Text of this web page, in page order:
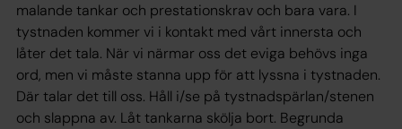
malande tankar och prestationskrav och bara vara. I
tystnaden kommer vi i kontakt med vårt innersta och
låter det tala. När vi närmar oss det eviga behövs inga
ord, men vi måste stanna upp för att lyssna i tystnaden.
Där talar det till oss. Håll i/se på tystnadspärlan/stenen
och slappna av. Låt tankarna skölja bort. Begrunda